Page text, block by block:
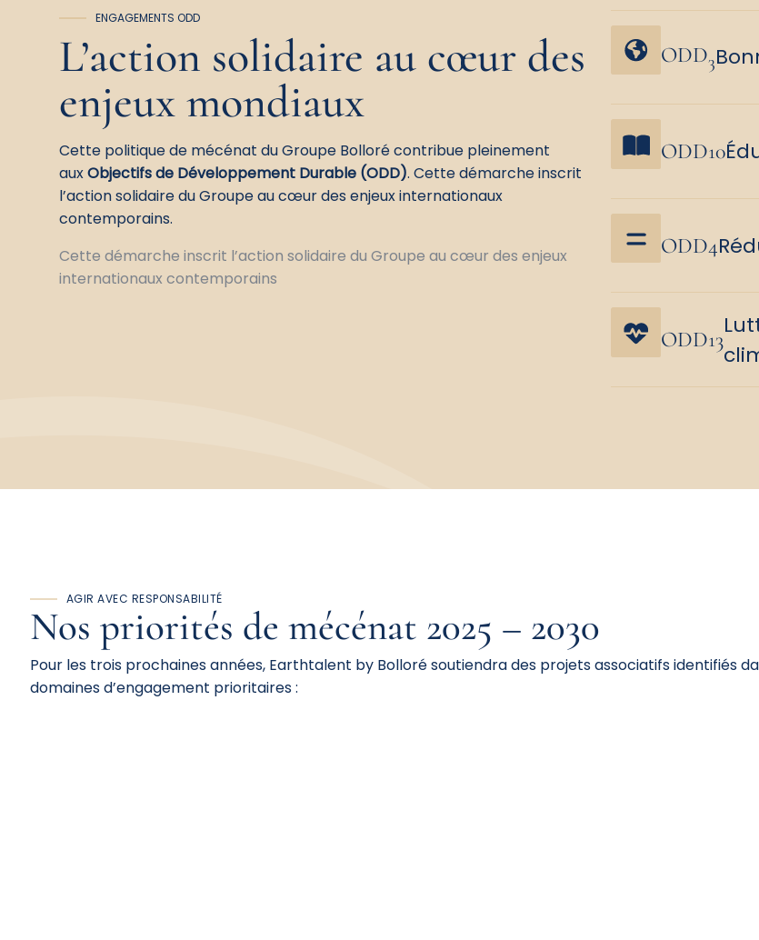
ENGAGEMENTS ODD
L’action solidaire au cœur des
enjeux mondiaux
Cette politique de mécénat du Groupe Bolloré contribue pleinement
auxObjectifs de Développement Durable (ODD). Cette démarche inscrit
l’action solidaire du Groupe au cœur des enjeux internationaux
contemporains.
Cette démarche inscrit l’action solidaire du Groupe au cœur des enjeux
internationaux contemporains
ODD3
ODD10
ODD4
ODD13
AGIR AVEC RESPONSABILITÉ
Nos priorités de mécénat 2025 – 2030
Pour les trois prochaines années, Earthtalent by Bolloré soutiendra des projets associatifs identifiés
domaines d’engagement prioritaires :